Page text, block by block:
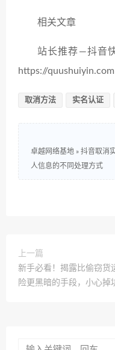
相关文章
站长推荐—抖音
https://
取消方法 实名认证
卓越网络基地 » 抖音取消
人信息的不同处理方式
上一篇
新手必看！揭露比偷窃货
险更黑暗的手段，小心掉